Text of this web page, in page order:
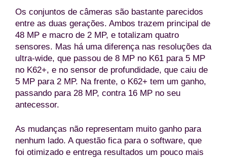
Os conjuntos de câmeras são bastante parecidos
entre as duas gerações. Ambos trazem principal de
48 MP e macro de 2 MP, e totalizam quatro
sensores. Mas há uma diferença nas resoluções da
ultra-wide, que passou de 8 MP no K61 para 5 MP
no K62+, e no sensor de profundidade, que caiu de
5 MP para 2 MP. Na frente, o K62+ tem um ganho,
passando para 28 MP, contra 16 MP no seu
antecessor.
As mudanças não representam muito ganho para
nenhum lado. A questão fica para o software, que
foi otimizado e entrega resultados um pouco mais